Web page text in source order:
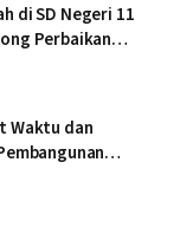
di SD Negeri 11
Perbaikan
Waktu dan